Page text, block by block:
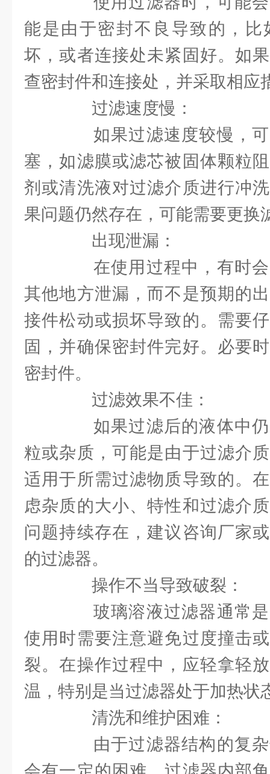
能是由于密封不良导致的，比
坏，或者连接处未紧固好。如
查密封件和连接处，并采取相应
过滤速度慢：
如果过滤速度较慢，可
塞，如滤膜或滤芯被固体颗粒
剂或清洗液对过滤介质进行冲
果问题仍然存在，可能需要更换
出现泄漏：
在使用过程中，有时会
其他地方泄漏，而不是预期的
接件松动或损坏导致的。需要
固，并确保密封件完好。必要
密封件。
过滤效果不佳：
如果过滤后的液体中仍
粒或杂质，可能是由于过滤介
适用于所需过滤物质导致的。
虑杂质的大小、特性和过滤介
问题持续存在，建议咨询厂家
的过滤器。
操作不当导致破裂：
玻璃溶液过滤器通常是
使用时需要注意避免过度撞击
裂。在操作过程中，应轻拿轻
温，特别是当过滤器处于加热状
清洗和维护困难：
由于过滤器结构的复杂